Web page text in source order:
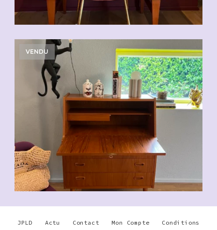
VENDU
JPLD Actu Contact Mon Compte Conditions